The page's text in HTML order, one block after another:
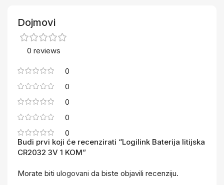
Dojmovi
0 reviews
0
0
0
0
0
Budi prvi koji će recenzirati “Logilink Baterija litijska
CR2032 3V 1 KOM”
Morate biti ulogovani da biste objavili recenziju.